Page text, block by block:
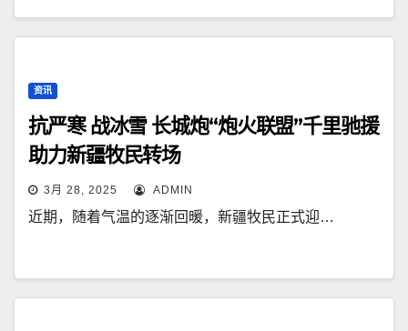
资讯
抗严寒 战冰雪 长城炮“炮火联盟”千里驰援
助力新疆牧民转场
3月 28, 2025 ADMIN
近期，随着气温的逐渐回暖，新疆牧民正式迎…